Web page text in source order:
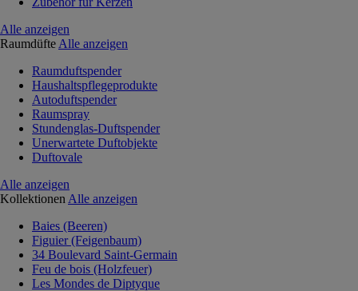
Alle anzeigen
Raumdüfte Alle anzeigen
Raumduftspender
Haushaltspflegeprodukte
Autoduftspender
Raumspray
Stundenglas-Duftspender
Unerwartete Duftobjekte
Duftovale
Alle anzeigen
Kollektionen Alle anzeigen
Baies (Beeren)
Figuier (Feigenbaum)
34 Boulevard Saint-Germain
Feu de bois (Holzfeuer)
Les Mondes de Diptyque